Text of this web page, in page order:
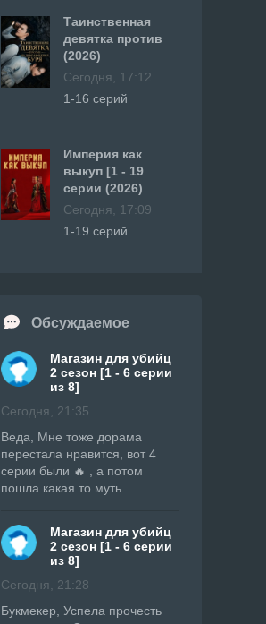
Таинственная
девятка против
(2026)
Сегодня, 17:12
1-16 серий
Империя как
выкуп [1 - 19
серии (2026)
Сегодня, 17:09
1-19 серий
Обсуждаемое
Магазин для убийц
2 сезон [1 - 6 серии
из 8]
Сегодня, 21:35
Веда, Мне тоже дорама
перестала нравится, вот 4
серии были 🔥 , а потом
пошла какая то муть....
Магазин для убийц
2 сезон [1 - 6 серии
из 8]
Сегодня, 21:28
Букмекер, Успела прочесть